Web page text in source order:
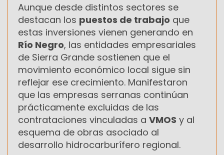
Aunque desde distintos sectores se
destacan los puestos de trabajo que
estas inversiones vienen generando en
Río Negro, las entidades empresariales
de Sierra Grande sostienen que el
movimiento económico local sigue sin
reflejar ese crecimiento. Manifestaron
que las empresas serranas continúan
prácticamente excluidas de las
contrataciones vinculadas a VMOS y al
esquema de obras asociado al
desarrollo hidrocarburífero regional.